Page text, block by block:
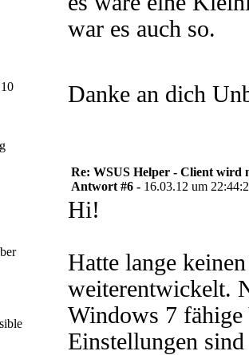
war es auch so.
Danke an dich
Re: WSUS Helper - Client wird
Antwort #6 - 16.03.12 um
Hi!
Hatte lange
weiterentwickelt.
Windows 7
Einstellungen sind